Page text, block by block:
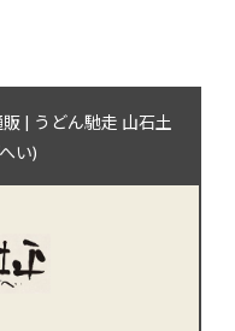
| うどん馳走 山石土
い)